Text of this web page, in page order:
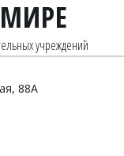
учреждений
88А